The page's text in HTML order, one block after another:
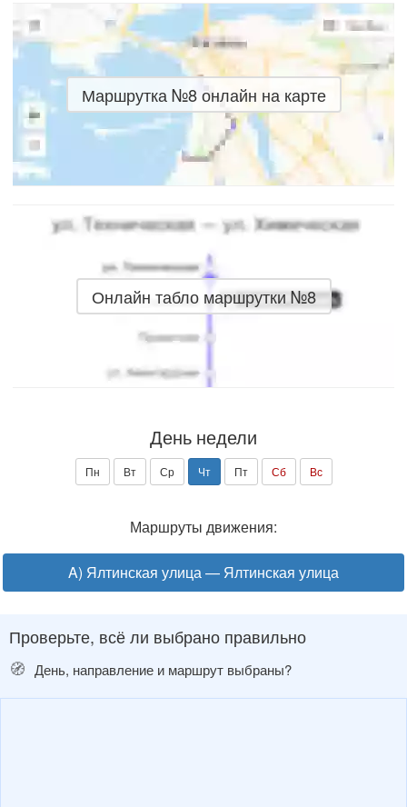
Маршрутка №8 онлайн на карте
Онлайн табло маршрутки №8
День недели
Пн Вт Ср Чт Пт Сб Вс
Маршруты движения:
A) Ялтинская улица — Ялтинская улица
Проверьте, всё ли выбрано правильно
🧭 День, направление и маршрут выбраны?